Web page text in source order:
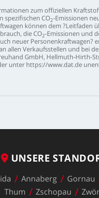
zum offiziellen
spezifischen CO2-Emissionen
können dem ?Leitfaden
dieCO2-Emissionen und
neuer Personenkraftwagen?
allen Verkaufsstellen und bei
GmbH, Hellmuth-Hirth-
unter https://www.dat.de
UNSERE
Annaberg Gornau
Thum
Zschopau